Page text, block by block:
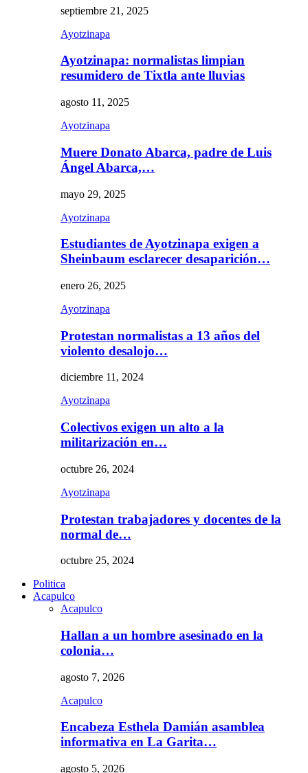
septiembre 21, 2025
Ayotzinapa
Ayotzinapa: normalistas limpian
resumidero de Tixtla ante lluvias
agosto 11, 2025
Ayotzinapa
Muere Donato Abarca, padre de Luis
Ángel Abarca,…
mayo 29, 2025
Ayotzinapa
Estudiantes de Ayotzinapa exigen a
Sheinbaum esclarecer desaparición…
enero 26, 2025
Ayotzinapa
Protestan normalistas a 13 años del
violento desalojo…
diciembre 11, 2024
Ayotzinapa
Colectivos exigen un alto a la
militarización en…
octubre 26, 2024
Ayotzinapa
Protestan trabajadores y docentes de la
normal de…
octubre 25, 2024
Politica
Acapulco
Acapulco
Hallan a un hombre asesinado en la
colonia…
agosto 7, 2026
Acapulco
Encabeza Esthela Damián asamblea
informativa en La Garita…
agosto 5, 2026